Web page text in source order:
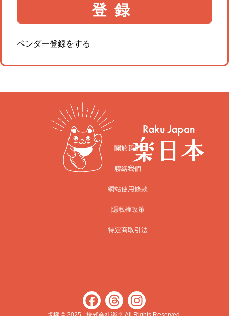
登録
ベンダー登録をする
關於我們
聯絡我們
網站使用條款
隱私權政策
特定商取引法